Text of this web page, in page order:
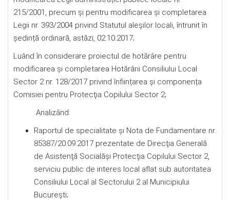
215/2001, precum şi pentru modificarea şi completarea
Legii nr. 393/2004 privind Statutul aleșilor locali, întrunit în
ședință ordinară, astăzi, 02.10.2017;
Luând în considerare proiectul de hotărâre pentru
modificarea şi completarea Hotărârii Consiliului Local
Sector 2 nr. 128/2017 privind înființarea și componența
Comisiei pentru Protecţia Copilului Sector 2;
Analizând:
Raportul de specialitate şi Nota de Fundamentare nr.
85387/20.09.2017 prezentate de Direcţia Generală
de Asistenţă Socialăşi Protecţia Copilului Sector 2,
serviciu public de interes local aflat sub autoritatea
Consiliului Local al Sectorului 2 al Municipiului
București;